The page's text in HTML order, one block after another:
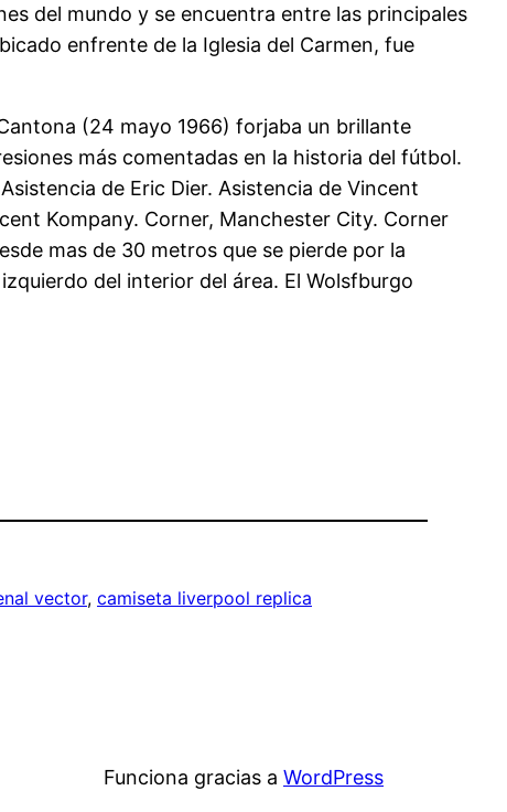
del mundo y se encuentra entre las principales
enfrente de la Iglesia del Carmen, fue
(24 mayo 1966) forjaba un brillante
más comentadas en la historia del fútbol.
de Eric Dier. Asistencia de Vincent
Kompany. Corner, Manchester City. Corner
mas de 30 metros que se pierde por la
del interior del área. El Wolsfburgo
vector, camiseta liverpool replica
Funciona gracias a WordPress